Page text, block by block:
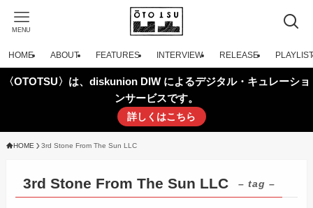
MENU
HOME ABOUT FEATURES INTERVIEW RELEASE PLAYLIST
〈OTOTSU〉は、diskunion DIW によるデジタル・キュレーショ
ンサービスです。
詳しくはこちら
HOME 3rd Stone From The Sun LLC
3rd Stone From The Sun LLC – tag –